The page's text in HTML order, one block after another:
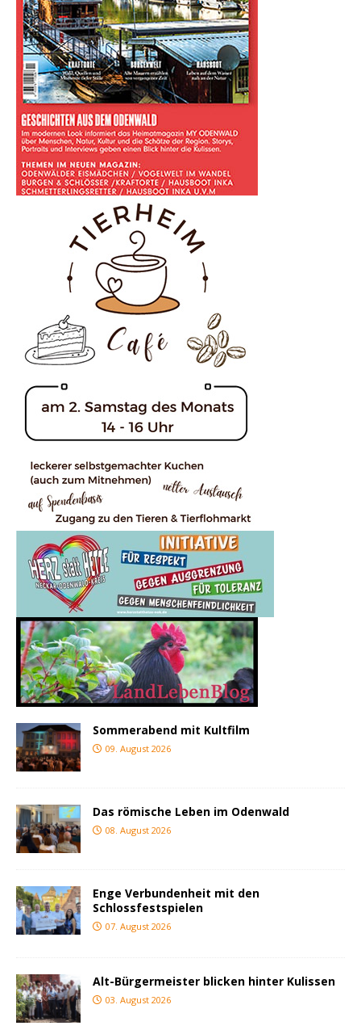
Sommerabend mit Kultfilm
09. August 2026
Das römische Leben im Odenwald
08. August 2026
Enge Verbundenheit mit den
Schlossfestspielen
07. August 2026
Alt-Bürgermeister blicken hinter Kulissen
03. August 2026